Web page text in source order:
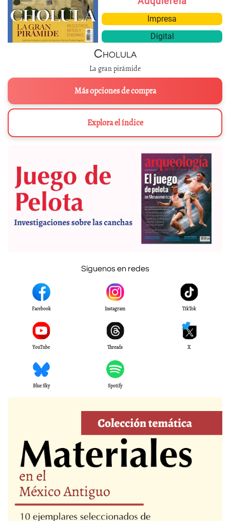
Impresa
Digital
Cholula
La gran pirámide
Más opciones de compra
Explora el índice
Síguenos en redes
Facebook Instagram TikTok
YouTube Threads X
Blue Sky Spotify